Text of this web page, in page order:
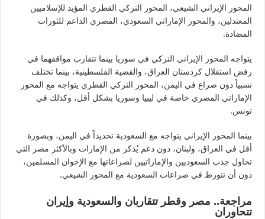
المحور الإيراني الشيعي، المحور التركي القطري المؤيد للإسلاميين
المعتدلين، والمحور الإماراتي السعودي، المصري الداعم للثورات
المضادة.
يتواجه المحور الإيراني التركي في سوريا بينما تتقارب مواقفهما في
رفض استقلال كردستان العراق، والقضية الفلسطينية، بينما تختلف
نسبياً دون صراع في اليمن، المحور التركي القطري يتواجه مع المحور
الإماراتي المصري خاصة في ليبيا وسوريا بشكل أقل، وكذلك في
تونس.
بينما المحور الإيراني يتواجه مع السعودية تحديداً في اليمن، وبصورة
أقل في العراق، ولبنان، دون دعم يُذكر من الإمارات وبالأكثر مصر التي
تحاول جذب السعوديين والإماراتيين لصراعاتها مع الإخوان المسلمين،
دون أن تتورط في صراعات السعودية مع المحور الشيعي.
مراجعة.. مصر وقطر تتقاربان والسعودية وإيران
تتحاوران